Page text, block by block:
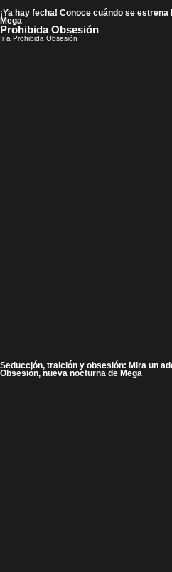
¡Ya hay fecha! Conoce cuándo se
Mega
Prohibida Obsesión
Ir a Prohibida Obsesión
Seducción, traición y obsesión: Mira un
Obsesión, nueva nocturna de Mega